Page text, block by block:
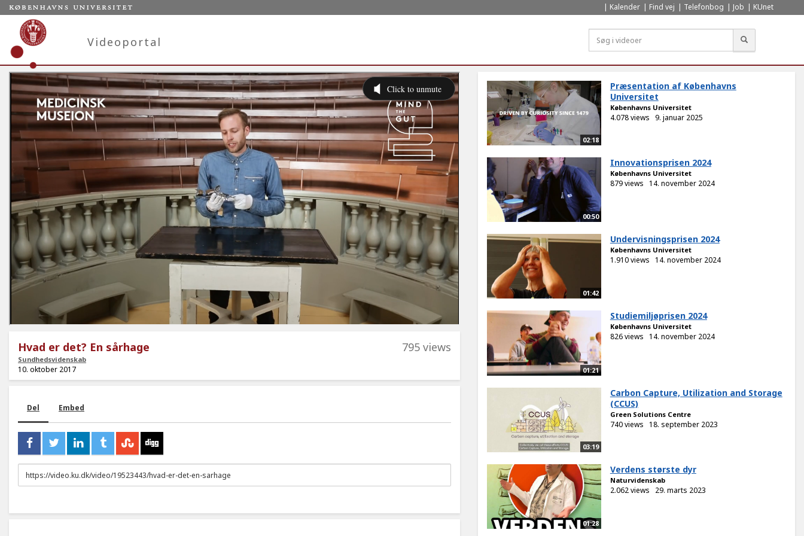
Kalender Find vej Telefonbog Job KUnet
Videoportal
Hvad er det? En sårhage
Sundhedsvidenskab
795 views
10. oktober 2017
Del Embed
URL
to
02:18
Præsentation af Københavns
Universitet
Københavns Universitet
4.078 views 9. januar 2025
00:50
Innovationsprisen 2024
Københavns Universitet
879 views 14. november 2024
01:42
Undervisningsprisen 2024
Københavns Universitet
1.910 views 14. november 2024
01:21
Studiemiljøprisen 2024
Københavns Universitet
826 views 14. november 2024
03:19
Carbon Capture, Utilization and Storage
(CCUS)
Green Solutions Centre
740 views 18. september 2023
01:28
Verdens største dyr
Naturvidenskab
2.062 views 29. marts 2023